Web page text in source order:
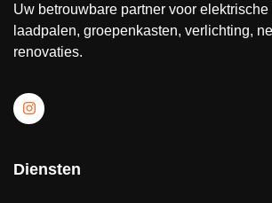
Uw betrouwbare partner voor
laadpalen, groepenkasten, verlichting,
renovaties.
Diensten